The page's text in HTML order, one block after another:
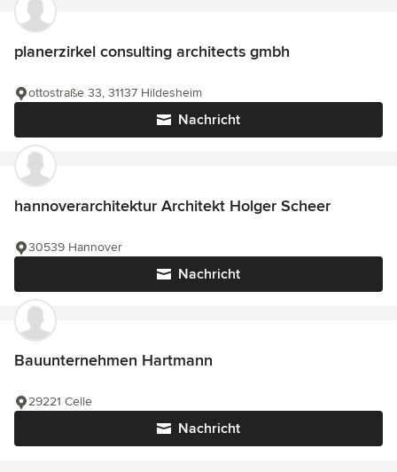
planerzirkel consulting architects gmbh
Nachricht
ottostraße 33, 31137 Hildesheim
hannoverarchitektur Architekt Holger Scheer
Nachricht
30539 Hannover
Bauunternehmen Hartmann
Nachricht
29221 Celle